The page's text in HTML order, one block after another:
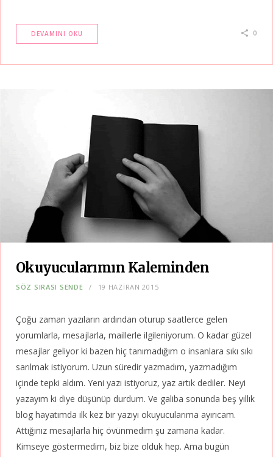
DEVAMINI OKU 0
Okuyucularımın Kaleminden
SÖZ SIRASI SENDE 19 HAZIRAN 2015
Çoğu zaman yazıların ardından oturup saatlerce gelen
yorumlarla, mesajlarla, maillerle ilgileniyorum. O kadar güzel
mesajlar geliyor ki bazen hiç tanımadığım o insanlara sıkı sıkı
sarılmak istiyorum. Uzun süredir yazmadım, yazmadığım
içinde tepki aldım. Yeni yazı istiyoruz, yaz artık dediler. Neyi
yazayım ki diye düşünüp durdum. Ve galiba sonunda beş yıllık
blog hayatımda ilk kez bir yazıyı okuyucularıma ayırıcam.
Attığınız mesajlarla hiç övünmedim şu zamana kadar.
Kimseye göstermedim, biz bize olduk hep. Ama bugün